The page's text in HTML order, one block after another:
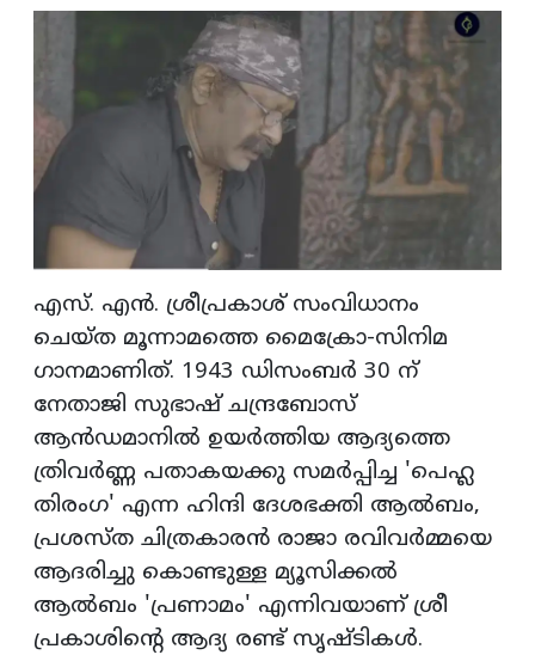
എസ്. എന്‍. ശ്രീപ്രകാശ് സംവിധാനം
ചെയ്ത മൂന്നാമത്തെ മൈക്രോ-സിനിമ
ഗാനമാണിത്. 1943 ഡിസംബര്‍ 30 ന്
നേതാജി സുഭാഷ് ചന്ദ്രബോസ്
ആന്‍ഡമാനില്‍ ഉയര്‍ത്തിയ ആദ്യത്തെ
ത്രിവര്‍ണ്ണ പതാകയക്കു സമര്‍പ്പിച്ച 'പെഹ്ല
തിരംഗ' എന്ന ഹിന്ദി ദേശഭക്തി ആല്‍ബം,
പ്രശസ്ത ചിത്രകാരന്‍ രാജാ രവിവര്‍മ്മയെ
ആദരിച്ചു കൊണ്ടുള്ള മ്യൂസിക്കല്‍
ആല്‍ബം 'പ്രണാമം' എന്നിവയാണ് ശ്രീ
പ്രകാശിന്റെ ആദ്യ രണ്ട് സൃഷ്ടികള്‍.